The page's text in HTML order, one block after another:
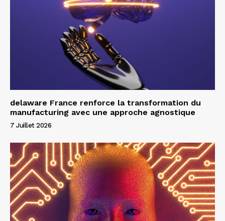
delaware France renforce la transformation du
manufacturing avec une approche agnostique
7 Juillet 2026